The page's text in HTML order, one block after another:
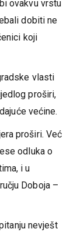
ovakvu vrstu
dobiti ne
koji
vlasti
proširi,
većine.
proširi. Već
odluka o
i u
Doboja –
nevješt